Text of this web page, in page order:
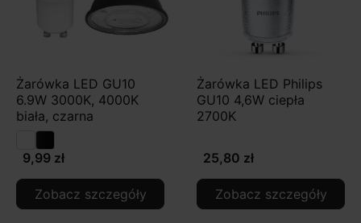
Żarówka LED GU10
6.9W 3000K, 4000K
biała, czarna
9,99 zł
Zobacz szczegóły
Żarówka LED Philips
GU10 4,6W ciepła
2700K
25,80 zł
Zobacz szczegóły